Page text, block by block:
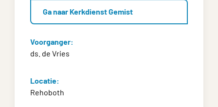
Ga naar Kerkdienst Gemist
Voorganger:
ds. de Vries
Locatie:
Rehoboth